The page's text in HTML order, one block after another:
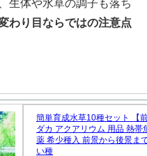
生体や水草の調子も落ち
わり目ならではの注意点
簡単育成水草10種セット 【
ダカ アクアリウム 用品 熱帯
薬 希少種入 前景から後景ま
い種